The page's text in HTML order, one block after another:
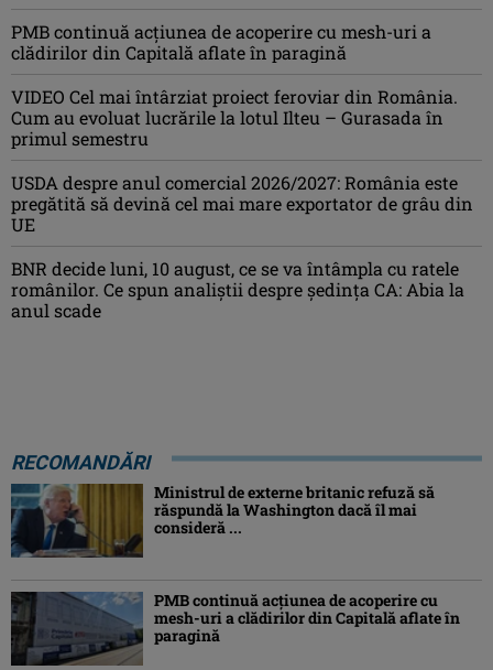
PMB continuă acțiunea de acoperire cu mesh-uri a
clădirilor din Capitală aflate în paragină
VIDEO Cel mai întârziat proiect feroviar din România.
Cum au evoluat lucrările la lotul Ilteu – Gurasada în
primul semestru
USDA despre anul comercial 2026/2027: România este
pregătită să devină cel mai mare exportator de grâu din
UE
BNR decide luni, 10 august, ce se va întâmpla cu ratele
românilor. Ce spun analiștii despre ședința CA: Abia la
anul scade
RECOMANDĂRI
Ministrul de externe britanic refuză să
răspundă la Washington dacă îl mai
consideră ...
PMB continuă acțiunea de acoperire cu
mesh-uri a clădirilor din Capitală aflate în
paragină